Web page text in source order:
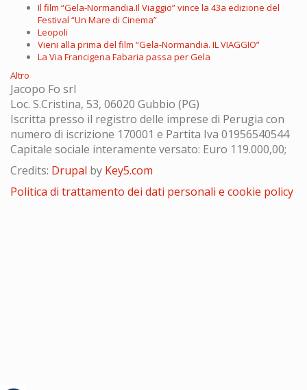
Il film “Gela-Normandia.Il Viaggio” vince la 43a edizione del
Festival “Un Mare di Cinema”
Leopoli
Vieni alla prima del film “Gela-Normandia. IL VIAGGIO”
La Via Francigena Fabaria passa per Gela
Altro
Jacopo Fo srl
Loc. S.Cristina, 53, 06020 Gubbio (PG)
Iscritta presso il registro delle imprese di Perugia con
numero di iscrizione 170001 e Partita Iva 01956540544
Capitale sociale interamente versato: Euro 119.000,00;
Credits: Drupal by Key5.com
Politica di trattamento dei dati personali e cookie policy